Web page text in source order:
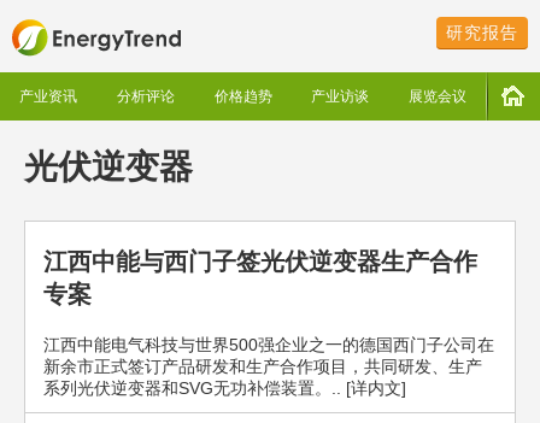
研究报告
产业资讯 分析评论 价格趋势 产业访谈 展览会议
光伏逆变器
江西中能与西门子签光伏逆变器生产合作
专案
江西中能电气科技与世界500强企业之一的德国西门子公司在
新余市正式签订产品研发和生产合作项目，共同研发、生产
系列光伏逆变器和SVG无功补偿装置。.. [详内文]